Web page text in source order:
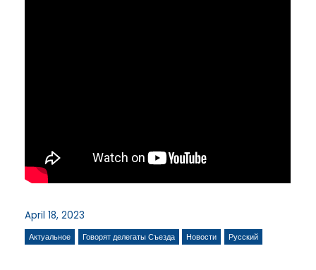
April 18, 2023
Актуальное Говорят делегаты Съезда Новости Русский